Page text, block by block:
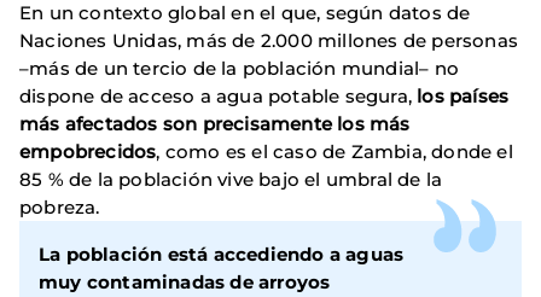
En un contexto global en el que, según datos de
Naciones Unidas, más de 2.000 millones de personas
–más de un tercio de la población mundial– no
dispone de acceso a agua potable segura, los países
más afectados son precisamente los más
empobrecidos, como es el caso de Zambia, donde el
85 % de la población vive bajo el umbral de la
pobreza.
La población está accediendo a aguas
muy contaminadas de arroyos